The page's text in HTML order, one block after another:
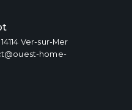
Ver-sur-Mer
home-